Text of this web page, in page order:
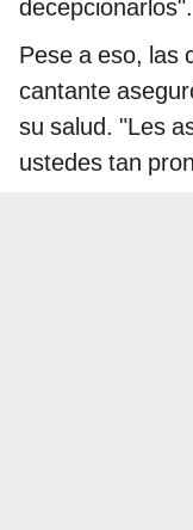
decepcionarlos".
Pese a eso, las
cantante
su salud. "Les
ustedes tan